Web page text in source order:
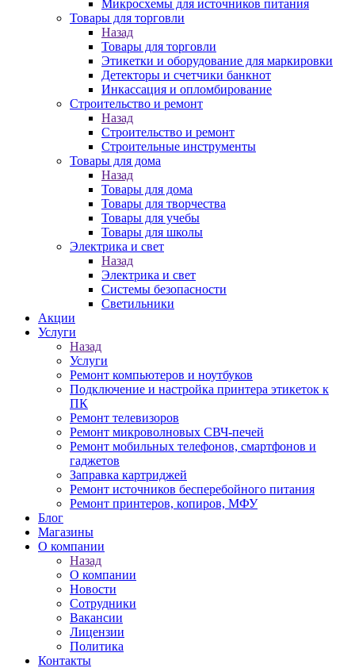
Микросхемы для источников питания
Товары для торговли
Назад
Товары для торговли
Этикетки и оборудование для маркировки
Детекторы и счетчики банкнот
Инкассация и опломбирование
Строительство и ремонт
Назад
Строительство и ремонт
Строительные инструменты
Товары для дома
Назад
Товары для дома
Товары для творчества
Товары для учебы
Товары для школы
Электрика и свет
Назад
Электрика и свет
Системы безопасности
Светильники
Акции
Услуги
Назад
Услуги
Ремонт компьютеров и ноутбуков
Подключение и настройка принтера этикеток к
ПК
Ремонт телевизоров
Ремонт микроволновых СВЧ-печей
Ремонт мобильных телефонов, смартфонов и
гаджетов
Заправка картриджей
Ремонт источников бесперебойного питания
Ремонт принтеров, копиров, МФУ
Блог
Магазины
О компании
Назад
О компании
Новости
Сотрудники
Вакансии
Лицензии
Политика
Контакты